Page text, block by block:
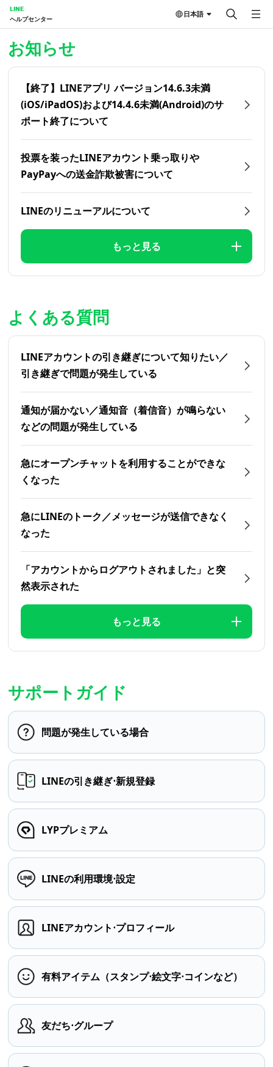
LINE
ヘルプセンター
日本語
お知らせ
【終了】LINEアプリ バージョン14.6.3未満
(iOS/iPadOS)および14.4.6未満(Android)のサ
ポート終了について
投票を装ったLINEアカウント乗っ取りや
PayPayへの送金詐欺被害について
LINEのリニューアルについて
もっと見る
よくある質問
LINEアカウントの引き継ぎについて知りたい／
引き継ぎで問題が発生している
通知が届かない／通知音（着信音）が鳴らない
などの問題が発生している
急にオープンチャットを利用することができな
くなった
急にLINEのトーク／メッセージが送信できなく
なった
「アカウントからログアウトされました」と突
然表示された
もっと見る
サポートガイド
問題が発生している場合
LINEの引き継ぎ⋅新規登録
LYPプレミアム
LINEの利用環境⋅設定
LINEアカウント⋅プロフィール
有料アイテム（スタンプ⋅絵文字⋅コインなど）
友だち⋅グループ